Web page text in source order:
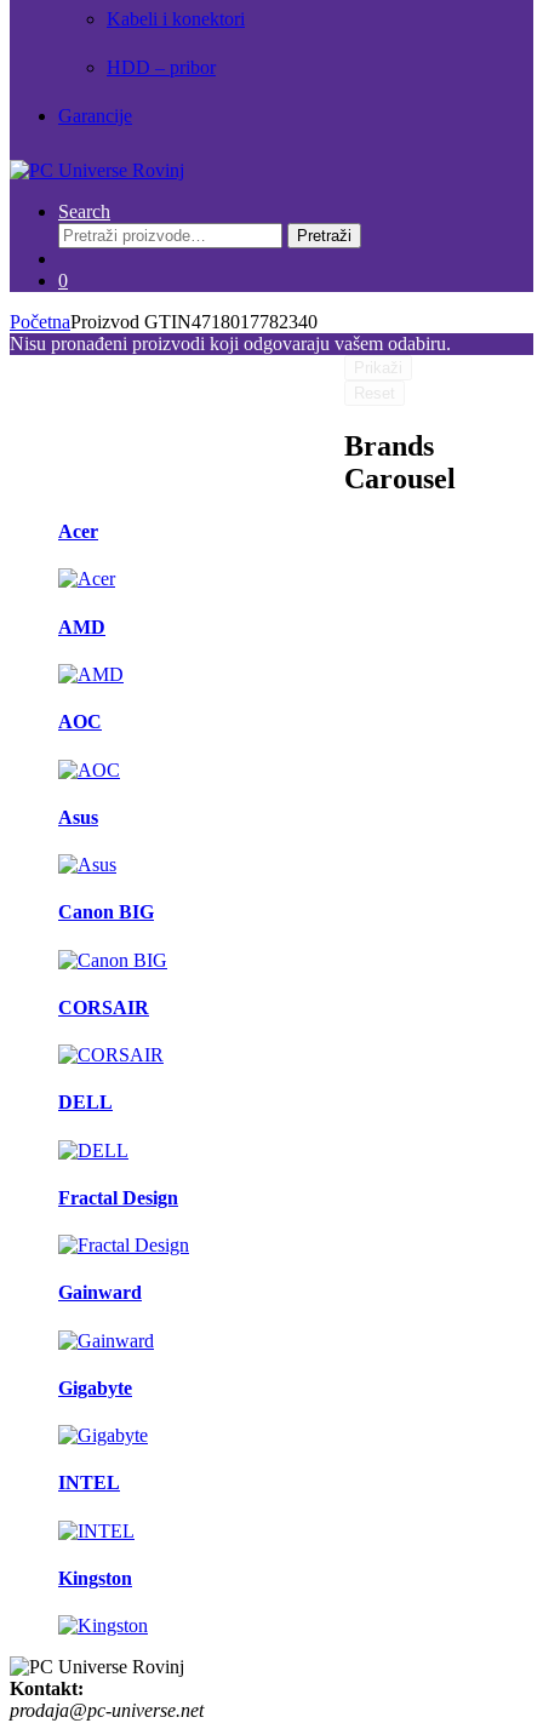
Kabeli i konektori
HDD – pribor
Garancije
Search
Pretraži:
Pretraži
0
PočetnaProizvod GTIN4718017782340
Nisu pronađeni proizvodi koji odgovaraju vašem odabiru.
Brands
Carousel
Acer
AMD
AOC
Asus
Canon BIG
CORSAIR
DELL
Fractal Design
Gainward
Gigabyte
INTEL
Kingston
Kontakt:
prodaja@pc-universe.net